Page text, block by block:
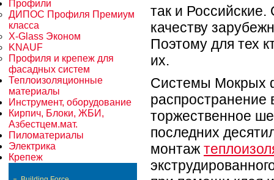
Профили
ДИПОС Профиля Премиум
класса
X-Glass Эконом
KNAUF
Профиля и крепеж для
фасадных систем
Теплоизоляционные
материалы
Инструмент, оборудование
Кирпич, Блоки, ЖБИ,
Азбестцем.мат.
Пиломатериалы
Электрика
Крепеж
так и
качеству
Поэтому для тех
их.
Системы Мокрых
распространение
торжественное
последних
монтаж